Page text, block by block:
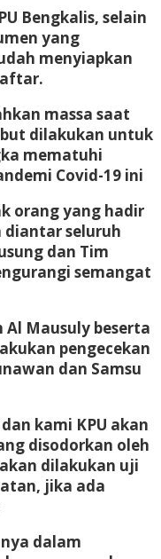
Bengkalis, selain
yang
menyiapkan
massa saat
dilakukan untuk
mematuhi
Covid-19 ini
orang yang hadir
diantar seluruh
dan Tim
semangat
Al Mausuly beserta
pengecekan
dan Samsu
kami KPU akan
disodorkan oleh
dilakukan uji
jika ada
dalam